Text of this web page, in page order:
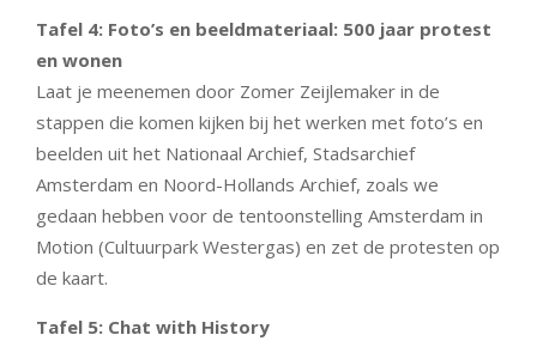
Tafel 4: Foto’s en beeldmateriaal: 500 jaar protest
en wonen
Laat je meenemen door Zomer Zeijlemaker in de
stappen die komen kijken bij het werken met foto’s en
beelden uit het Nationaal Archief, Stadsarchief
Amsterdam en Noord-Hollands Archief, zoals we
gedaan hebben voor de tentoonstelling Amsterdam in
Motion (Cultuurpark Westergas) en zet de protesten op
de kaart.
Tafel 5: Chat with History